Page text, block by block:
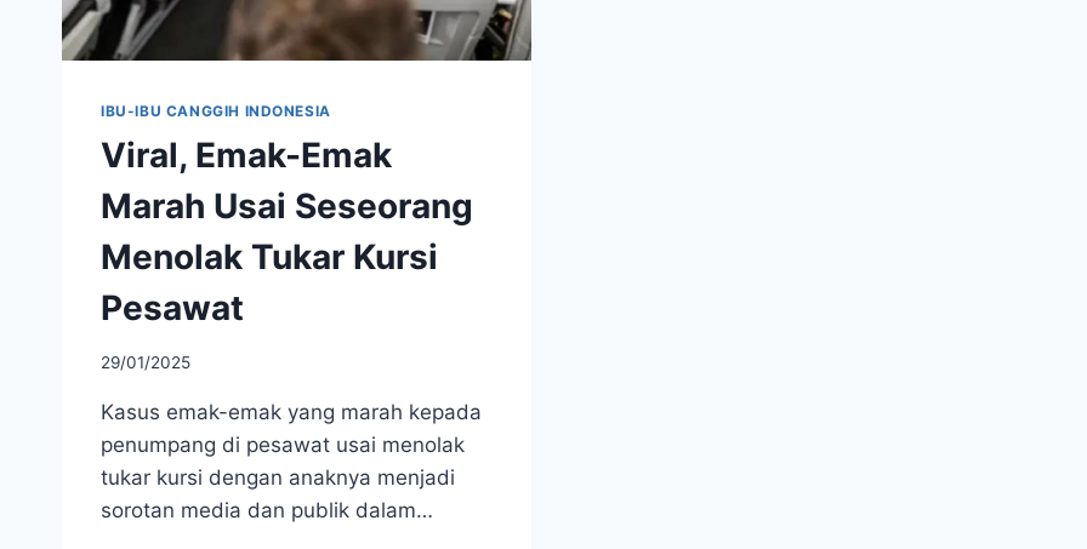
IBU-IBU CANGGIH INDONESIA
Viral, Emak-Emak
Marah Usai Seseorang
Menolak Tukar Kursi
Pesawat
29/01/2025
Kasus emak-emak yang marah kepada
penumpang di pesawat usai menolak
tukar kursi dengan anaknya menjadi
sorotan media dan publik dalam…